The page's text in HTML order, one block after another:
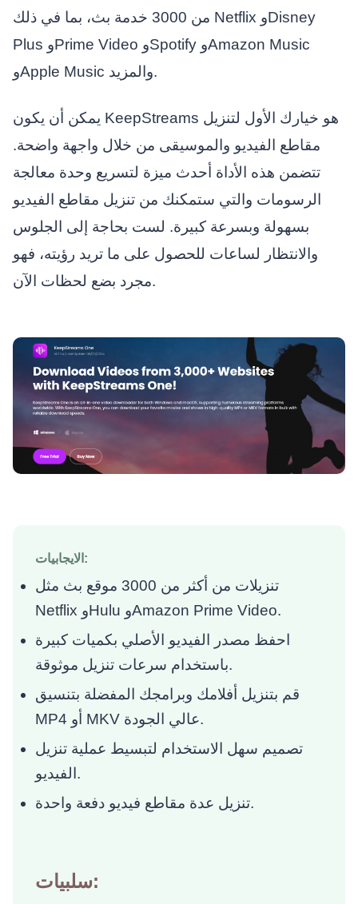
من 3000 خدمة بث، بما في ذلك Netflix وDisney
Plus وPrime Video وSpotify وAmazon Music
وApple Music والمزيد.
يمكن أن يكون KeepStreams هو خيارك الأول لتنزيل
مقاطع الفيديو والموسيقى من خلال واجهة واضحة.
تتضمن هذه الأداة أحدث ميزة لتسريع وحدة معالجة
الرسومات والتي ستمكنك من تنزيل مقاطع الفيديو
بسهولة وبسرعة كبيرة. لست بحاجة إلى الجلوس
والانتظار لساعات للحصول على ما تريد رؤيته، فهو
مجرد بضع لحظات الآن.
الايجابيات:
تنزيلات من أكثر من 3000 موقع بث مثل
Netflix وHulu وAmazon Prime Video.
احفظ مصدر الفيديو الأصلي بكميات كبيرة
باستخدام سرعات تنزيل موثوقة.
قم بتنزيل أفلامك وبرامجك المفضلة بتنسيق
MP4 أو MKV عالي الجودة.
تصميم سهل الاستخدام لتبسيط عملية تنزيل
الفيديو.
تنزيل عدة مقاطع فيديو دفعة واحدة.
سلبيات: